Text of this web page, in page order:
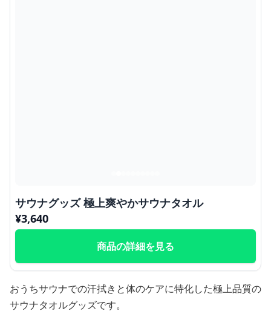
サウナグッズ 極上爽やかサウナタオル
¥3,640
商品の詳細を見る
おうちサウナでの汗拭きと体のケアに特化した極上品質の
サウナタオルグッズです。